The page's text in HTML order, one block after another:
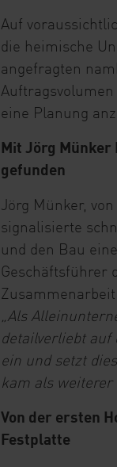
Auf
die heimische
angefragten
eine Planung
Mit Jörg
gefunden
Jörg Münker,
signalisierte
und den Bau
Geschäftsführer
„Als
detailverliebt auf
ein und setzt
kam als weiterer
Von der ersten
Festplatte